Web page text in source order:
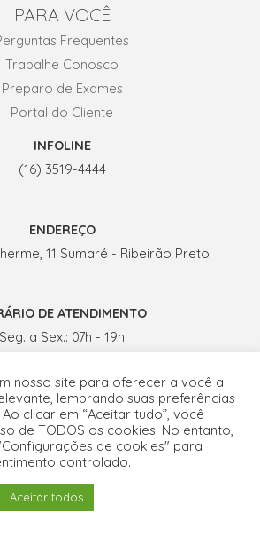
PARA VOCÊ
Frequentes
Trabalhe Conosco
Preparo de Exames
Portal do Cliente
INFOLINE
(16) 3519-4444
ENDEREÇO
11 Sumaré - Ribeirão Preto
DE ATENDIMENTO
Seg. a Sex.: 07h - 19h
Conteudoria
nosso site para oferecer a você a
lembrando suas preferências
clicar em “Aceitar tudo”, você
de TODOS os cookies. No entanto,
de cookies" para
controlado.
Aceitar todos